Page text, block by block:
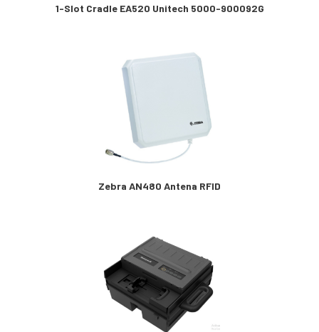
1-Slot Cradle EA520 Unitech 5000-900092G
Zebra AN480 Antena RFID